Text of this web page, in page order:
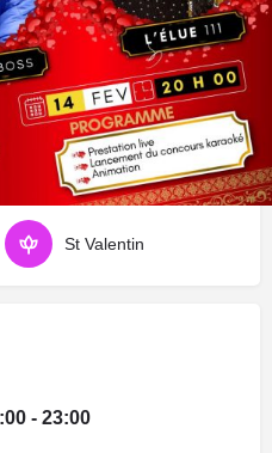
Ajouter aux favoris
St Valentin
- 23:00